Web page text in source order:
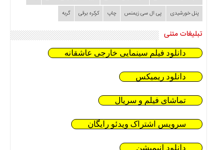
پنل خورشیدی
پی ال سی زیمنس چاپ کرکره برقی گربه
تبلیغات متنی
دانلود فیلم سینمایی خارجی عاشقانه
دانلود ریمیکس
تماشای فیلم و سریال
سرویس اشتراک ویدئو رایگان
دانلود انیمیشن